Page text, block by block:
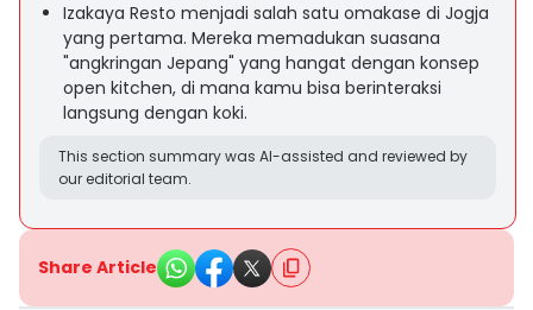
Izakaya Resto menjadi salah satu omakase di Jogja
yang pertama. Mereka memadukan suasana
"angkringan Jepang" yang hangat dengan konsep
open kitchen, di mana kamu bisa berinteraksi
langsung dengan koki.
This section summary was AI-assisted and reviewed by
our editorial team.
Share Article